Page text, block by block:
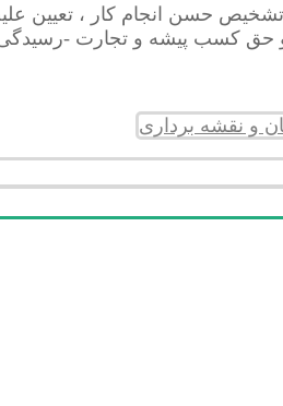
حسن انجام كار ، تعيين
کسب پیشه و تجارت -رسیدگی به